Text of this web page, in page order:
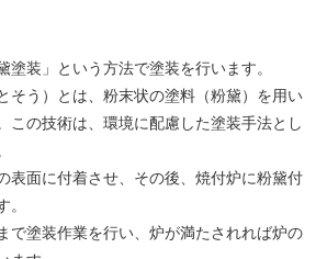
塗装」という方法で塗装を行います。
そう）とは、粉末状の塗料（粉黛）を用い
この技術は、環境に配慮した塗装手法とし
表面に付着させ、その後、焼付炉に粉黛付
。
で塗装作業を行い、炉が満たされれば炉の